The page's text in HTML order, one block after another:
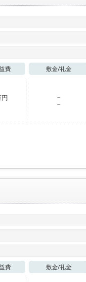
費 敷金/礼金
－
－
費 敷金/礼金